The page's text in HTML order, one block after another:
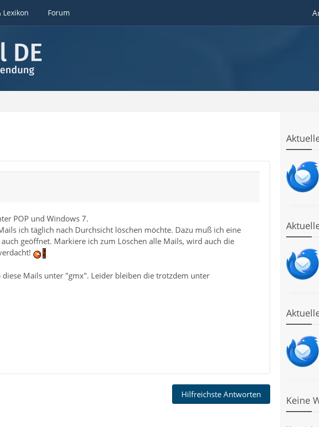
Lexikon Forum
POP und Windows 7.
ich täglich nach Durchsicht löschen möchte. Dazu muß ich eine
geöffnet. Markiere ich zum Löschen alle Mails, wird auch die
Mails unter "gmx". Leider bleiben die trotzdem unter
Hilfreichste Antworten Keine